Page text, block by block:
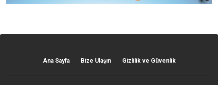
Ana Sayfa Bize Ulaşın Gizlilik ve Güvenlik